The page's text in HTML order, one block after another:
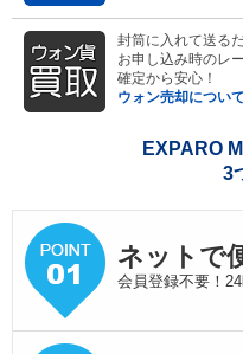
封筒に入れて送る
お申し込み時のレ
確定から安心！
ウォン売却につい
EXPARO
3
ネットで
会員登録不要！